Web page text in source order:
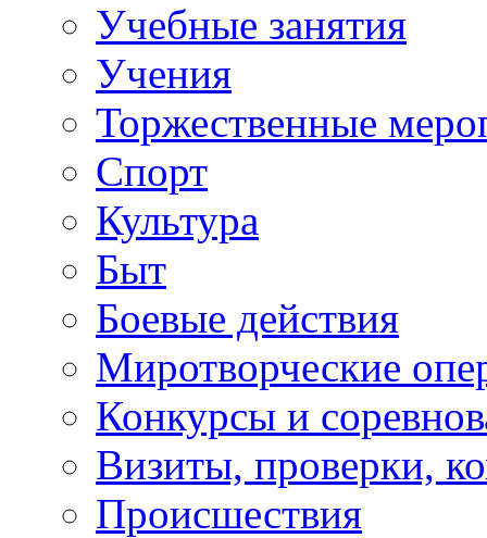
Учебные занятия
Учения
Торжественные
Спорт
Культура
Быт
Боевые действия
Миротворческие
Конкурсы и
Визиты, проверки,
Происшествия